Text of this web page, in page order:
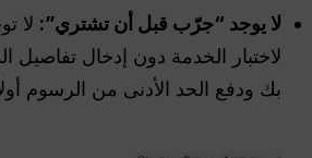
لا يوجد “جرّب قبل أن تشتري”: لا
لاختبار الخدمة دون إدخال تفاصيل
بك ودفع الحد الأدنى من الرسوم